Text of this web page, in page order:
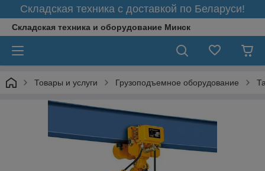
Складская техника с доставкой по Беларуси!
Складская техника и оборудование Минск
Товары и услуги Грузоподъемное оборудование